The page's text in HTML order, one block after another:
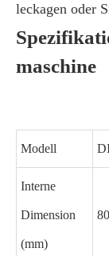
leckagen oder
maschine
Modell
Interne
Dimension
(mm)